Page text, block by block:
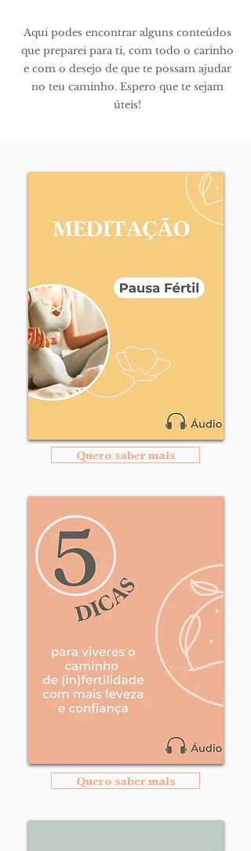
Aqui podes encontrar alguns conteúdos
que preparei para ti, com todo o carinho
e com o desejo de que te possam ajudar
no teu caminho. Espero que te sejam
úteis!
Quero saber mais
Quero saber mais